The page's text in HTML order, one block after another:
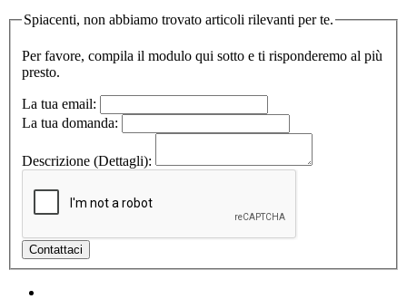
Spiacenti, non abbiamo trovato articoli rilevanti per te.
Per favore, compila il modulo qui sotto e ti risponderemo al più
presto.
La tua email:
La tua domanda:
Descrizione (Dettagli):